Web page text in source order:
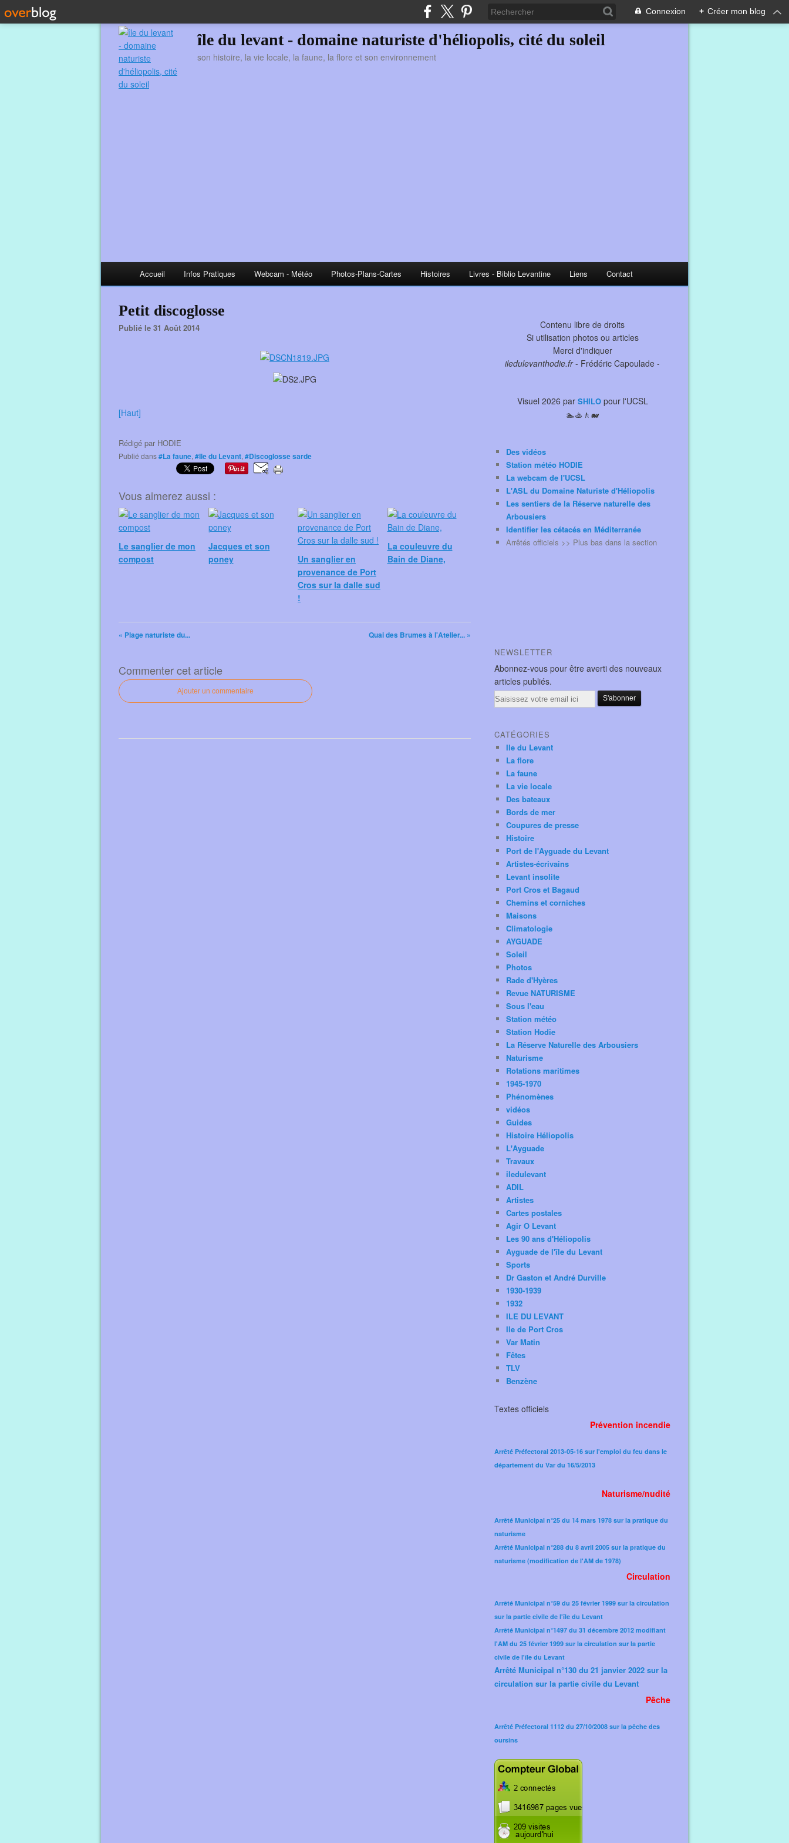
Connexion + Créer mon blog
île du levant - domaine naturiste d'héliopolis, cité du soleil
son histoire, la vie locale, la faune, la flore et son environnement
Accueil Infos Pratiques Webcam - Météo Photos-Plans-Cartes Histoires Livres - Biblio Levantine Liens Contact
Petit discoglosse
Publié le 31 Août 2014
[Haut]
Rédigé par HODIE
Publié dans#La faune, #Ile du Levant, #Discoglosse sarde
Vous aimerez aussi :
Le sanglier de mon
compost
Jacques et son
poney
Un sanglier en
provenance de Port
Cros sur la dalle sud
!
La couleuvre du
Bain de Diane,
« Plage naturiste du... Quai des Brumes à l'Atelier... »
Commenter cet article
Ajouter un commentaire
Contenu libre de droits
Si utilisation photos ou articles
Merci d'indiquer
iledulevanthodie.fr- Frédéric Capoulade -
Visuel 2026 par SHILOpour l'UCSL
🏊🚣🚶🐋
Des vidéos
Station météo HODIE
La webcam de l'UCSL
L'ASL du Domaine Naturiste d'Héliopolis
Les sentiers de la Réserve naturelle des
Arbousiers
Identifier les cétacés en Méditerranée
Arrêtés officiels >> Plus bas dans la section
NEWSLETTER
Abonnez-vous pour être averti des nouveaux
articles publiés.
Email
CATÉGORIES
Ile du Levant
La flore
La faune
La vie locale
Des bateaux
Bords de mer
Coupures de presse
Histoire
Port de l'Ayguade du Levant
Artistes-écrivains
Levant insolite
Port Cros et Bagaud
Chemins et corniches
Maisons
Climatologie
AYGUADE
Soleil
Photos
Rade d'Hyères
Revue NATURISME
Sous l'eau
Station météo
Station Hodie
La Réserve Naturelle des Arbousiers
Naturisme
Rotations maritimes
1945-1970
Phénomènes
vidéos
Guides
Histoire Héliopolis
L'Ayguade
Travaux
iledulevant
ADIL
Artistes
Cartes postales
Agir O Levant
Les 90 ans d'Héliopolis
Ayguade de l'île du Levant
Sports
Dr Gaston et André Durville
1930-1939
1932
ILE DU LEVANT
Ile de Port Cros
Var Matin
Fêtes
TLV
Benzène
Textes officiels
Prévention incendie
Arrêté Préfectoral 2013-05-16 sur l'emploi du feu dans le
département du Var du 16/5/2013
Naturisme/nudité
Arrêté Municipal n°25 du 14 mars 1978 sur la pratique du
naturisme
Arrêté Municipal n°288 du 8 avril 2005 sur la pratique du
naturisme (modification de l'AM de 1978)​
Circulation
Arrêté Municipal n°59 du 25 février 1999 sur la circulation
sur la partie civile de l'île du Levant
Arrêté Municipal n°1497 du 31 décembre 2012 modifiant
l'AM du 25 février 1999 sur la circulation sur la partie
civile de l'île du Levant
Arrêté Municipal n°130 du 21 janvier 2022 sur la
circulation sur la partie civile du Levant
Pêche
Arrêté Préfectoral 1112 du 27/10/2008 sur la pêche des
oursins